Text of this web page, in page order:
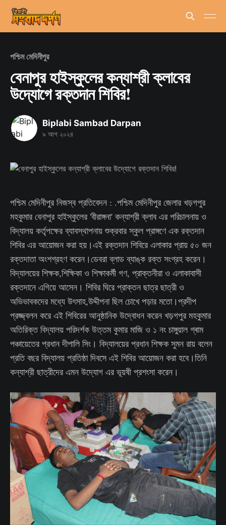
পশ্চিম মেদিনীপুর
বেনাপুর হাইস্কুলের কন্যাশ্রী ক্লাবের
উদ্যোগে রক্তদান শিবির!
Biplabi Sambad Darpan
৯ আগ ২০২৪
পশ্চিম মেদিনীপুর নিজস্ব প্রতিবেদন : .পশ্চিম মেদিনীপুর জেলার খড়গপুর
মহকুমার বেনাপুর হাইস্কুলের 'বীরাঙ্গনা' কন্যাশ্রী ক্লাব এর পরিচালনায় ও
বিদ্যালয় কর্তৃপক্ষের ব্যাবস্থাপনায় শুক্রবার স্কুল প্রাঙ্গণে এক রক্তদান
শিবির এর আয়োজন করা হয়।এই রক্তদান শিবিরে এলাকার প্রায় ৫০ জন
রক্তদাতা অংশগ্রহণ করেন।ডেবরা ব্লাড ব্যাঙ্ক রক্ত সংগ্রহ করেন।
বিদ্যালয়ের শিক্ষক,শিক্ষিকা ও শিক্ষাকর্মী গণ, প্রাক্তনীরা ও এলাকাবাসী
রক্তদানে এগিয়ে আসেন। শিবির ঘিরে প্রাক্তন ছাত্র ছাত্রী ও
অভিভাবকদের মধ্যে উৎসাহ,উদ্দীপনা ছিল চোখে পড়ার মতো।প্রদীপ
প্রজ্জ্বলন করে এই শিবিরের আনুষ্ঠানিক উদ্বোধন করেন খড়গপুর মহকুমার
অতিরিক্ত বিদ্যালয় পরিদর্শক উত্তম কুমার মাজি ও ১ নং চাঙ্গুয়াল গ্ৰাম
পঞ্চায়েতের প্রধান দীপালি সিং। বিদ্যালয়ের প্রধান শিক্ষক সুমন রায় বলেন
প্রতি বছর বিদ্যালয় প্রতিষ্ঠা দিবসে এই শিবির আয়োজন করা হবে।তিনি
কন্যাশ্রী ছাত্রীদের এমন উদ্যোগ এর ভূয়ষী‌ প্রশংসা করেন।